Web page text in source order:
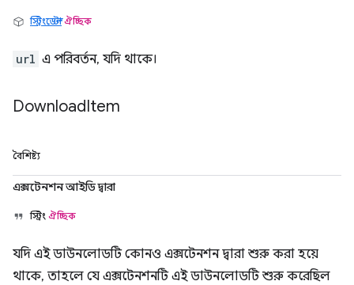
স্ট্রিংডেল্টা ঐচ্ছিক
url এ পরিবর্তন, যদি থাকে।
DownloadItem
বৈশিষ্ট্য
এক্সটেনশন আইডি দ্বারা
স্ট্রিং ঐচ্ছিক
যদি এই ডাউনলোডটি কোনও এক্সটেনশন দ্বারা শুরু করা হয়ে
থাকে, তাহলে যে এক্সটেনশনটি এই ডাউনলোডটি শুরু করেছিল